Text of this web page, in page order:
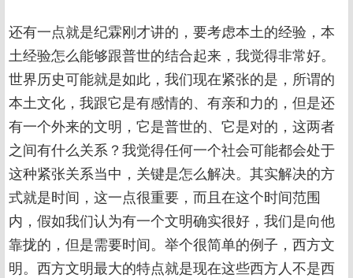
还有一点就是纪霖刚才讲的，要考虑本土的经验，本
土经验怎么能够跟普世的结合起来，我觉得非常好。
世界历史可能就是如此，我们现在紧张的是，所谓的
本土文化，我跟它是有感情的、有亲和力的，但是还
有一个外来的文明，它是普世的、它是对的，这两者
之间有什么关系？我觉得任何一个社会可能都会处于
这种紧张关系当中，关键是怎么解决。其实解决的方
式就是时间，这一点很重要，而且在这个时间范围
内，假如我们认为有一个文明确实很好，我们是向他
靠拢的，但是需要时间。举个很简单的例子，西方文
明。西方文明最大的特点就是现在这些西方人不是西